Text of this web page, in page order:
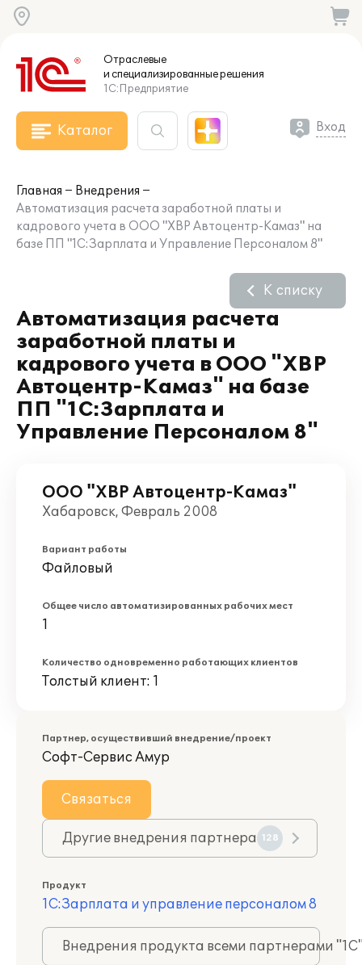
Отраслевые
и специализированныерешения
1С:Предприятие
Каталог Вход
Главная
Внедрения
Автоматизация расчета заработной платы и
кадрового учета в ООО "ХВР Автоцентр-Камаз" на
базе ПП "1С:Зарплата и Управление Персоналом 8"
Автоматизация расчета
заработной платы и
кадрового учета в ООО "ХВР
Автоцентр-Камаз" на базе
ПП "1С:Зарплата и
Управление Персоналом 8"
К списку
ООО "ХВР Автоцентр-Камаз"
Хабаровск, Февраль 2008
Вариант работы
Файловый
Общее число автоматизированных рабочих мест
1
Количество одновременно работающих клиентов
Толстый клиент: 1
Партнер, осуществивший внедрение/проект
Софт-Сервис Амур
Связаться
Другие внедрения партнера 128
Продукт
1С:Зарплата и управление персоналом 8
Внедрения продукта всеми партнерами